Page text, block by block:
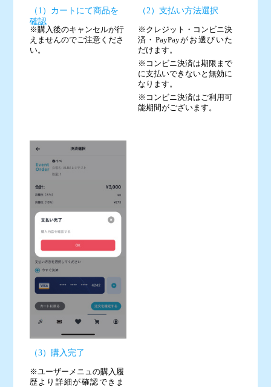
（1）カートにて商品を
確認
※購入後のキャンセルが行
えませんのでご注意くださ
い。
（2）支払い方法選択
※クレジット・コンビニ決
済・PayPayがお選びいた
だけます。
※コンビニ決済は期限まで
に支払いできないと無効に
なります。
※コンビニ決済はご利用可
能期間がございます。
（3）購入完了
※ユーザーメニュの購入履
歴より詳細が確認できま